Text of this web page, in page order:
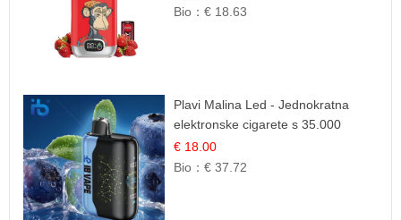
Bio：€ 18.63
Plavi Malina Led - Jednokratna
elektronske cigarete s 35.000
šlukova | IBVape
€ 18.00
Bio：€ 37.72